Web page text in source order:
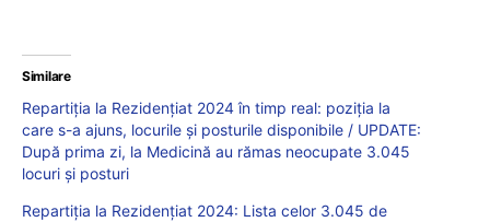
Similare
Repartiția la Rezidențiat 2024 în timp real: poziția la
care s-a ajuns, locurile și posturile disponibile / UPDATE:
După prima zi, la Medicină au rămas neocupate 3.045
locuri și posturi
Repartiția la Rezidențiat 2024: Lista celor 3.045 de